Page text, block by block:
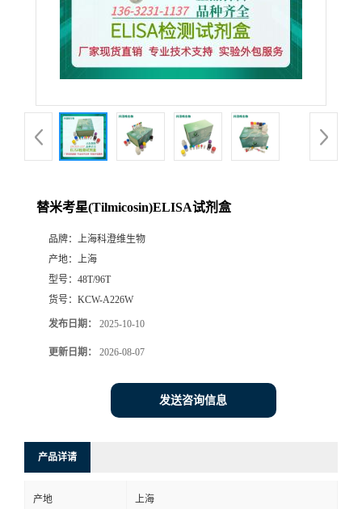
替米考星(Tilmicosin)ELISA试剂盒
品牌：
上海科澄维生物
产地：
上海
型号： 48T/96T
货号： KCW-A226W
发布日期： 2025-10-10
更新日期： 2026-08-07
发送咨询信息
产品详请
产地 上海